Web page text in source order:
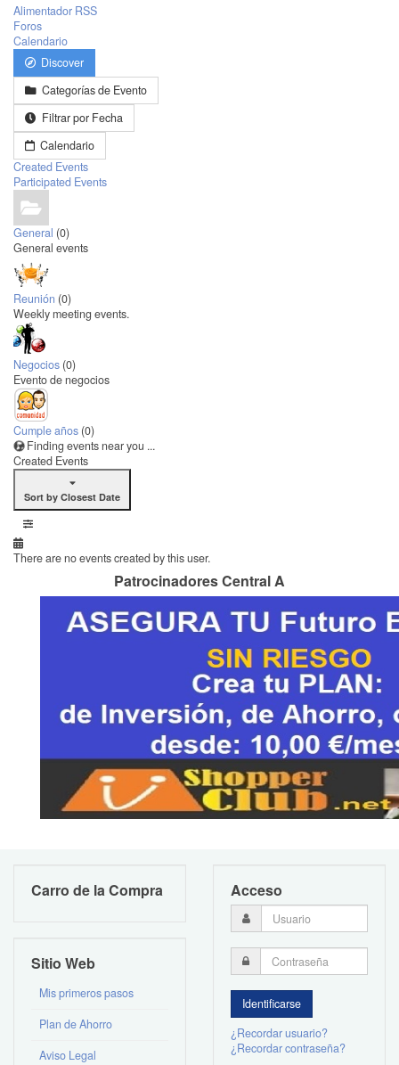
Alimentador RSS
Foros
Calendario
Discover
Categorías de Evento
Filtrar por Fecha
Calendario
Created Events
Participated Events
General (0)
General events
Reunión (0)
Weekly meeting events.
Negocios (0)
Evento de negocios
Cumple años (0)
Finding events near you ...
Created Events
Sort by Closest Date
There are no events created by this user.
Patrocinadores Central A
Carro de la Compra
Sitio Web
Mis primeros pasos
Plan de Ahorro
Aviso Legal
Acceso
¿Recordar usuario?
¿Recordar contraseña?